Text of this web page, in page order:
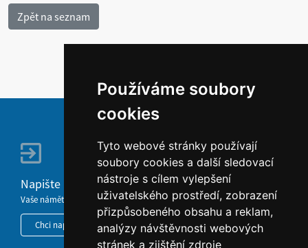
Používáme soubory
cookies
Tyto webové stránky používají
soubory cookies a další sledovací
nástroje s cílem vylepšení
uživatelského prostředí, zobrazení
přizpůsobeného obsahu a reklam,
analýzy návštěvnosti webových
stránek a zjištění zdroje
Napište nám
Vaše náměty, komentáře, připomínky a dotazy nezůstanou bez odezvy.
Chci napsat MKČR